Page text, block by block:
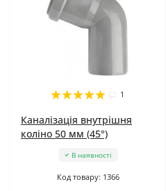
1
Каналізація внутрішня
коліно 50 мм (45°)
В наявності
Код товару: 1366